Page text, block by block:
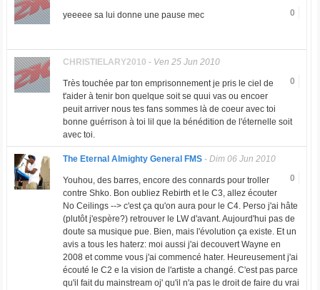
0
yeeeee sa lui donne une pause mec
CHRISTIELARY2010 - Ven 25 Jun 2010
0
Très touchée par ton emprisonnement je pris le ciel de
t'aider à tenir bon quelque soit se quui vas ou encoer
peuit arriver nous tes fans sommes là de coeur avec toi
bonne guérrison à toi lil que la bénédition de l'éternelle soit
avec toi.
The Eternal Almighty General FMS- Dim 06 Jun 2010
0
Youhou, des barres, encore des connards pour troller
contre Shko. Bon oubliez Rebirth et le C3, allez écouter
No Ceilings --> c'est ça qu'on aura pour le C4. Perso j'ai hâte
(plutôt j'espère?) retrouver le LW d'avant. Aujourd'hui pas de
doute sa musique pue. Bien, mais l'évolution ça existe. Et un
avis a tous les haterz: moi aussi j'ai decouvert Wayne en
2008 et comme vous j'ai commencé hater. Heureusement j'ai
écouté le C2 e la vision de l'artiste a changé. C'est pas parce
qu'il fait du mainstream oj' qu'il n'a pas le droit de faire du vrai